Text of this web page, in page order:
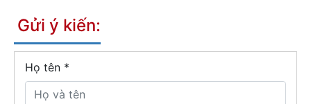
Gửi ý kiến:
Họ tên *